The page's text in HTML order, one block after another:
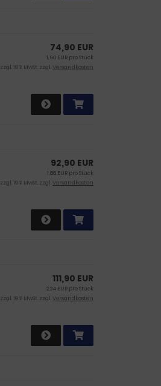
74,90 EUR
1,50 EUR pro Stück
zzgl. 19 % MwSt. zzgl.Versandkosten
92,90 EUR
1,86 EUR pro Stück
zzgl. 19 % MwSt. zzgl.Versandkosten
111,90 EUR
2,24 EUR pro Stück
zzgl. 19 % MwSt. zzgl.Versandkosten